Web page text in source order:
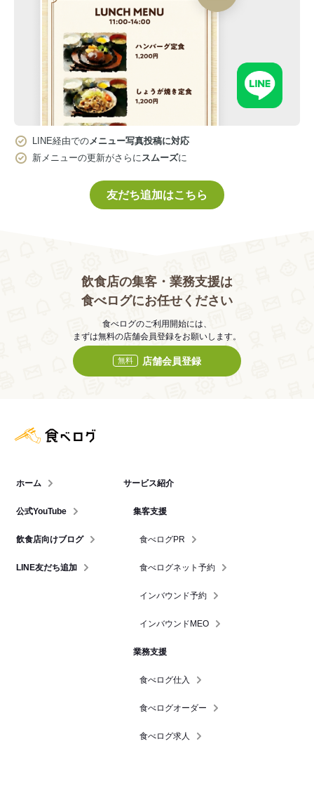
LINE経由でのメニュー写真投稿に対応
新メニューの更新がさらにスムーズに
友だち追加はこちら
飲食店の集客・業務支援は
食べログにお任せください
食べログのご利用開始には、
まずは無料の店舗会員登録をお願いします。
無料 店舗会員登録
ホーム
公式YouTube
飲食店向けブログ
LINE友だち追加
サービス紹介
集客支援
食べログPR
食べログネット予約
インバウンド予約
インバウンドMEO
業務支援
食べログ仕入
食べログオーダー
食べログ求人